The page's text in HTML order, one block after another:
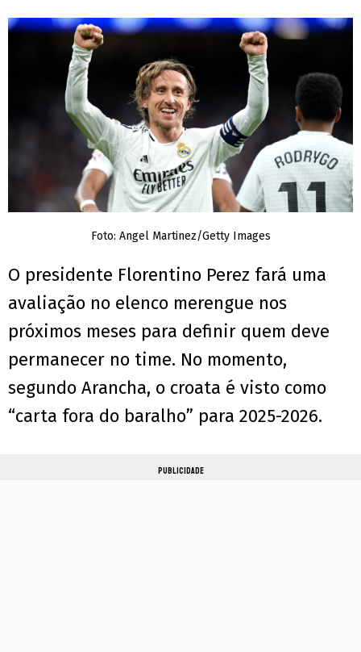
Foto: Angel Martinez/Getty Images
O presidente Florentino Perez fará uma
avaliação no elenco merengue nos
próximos meses para definir quem deve
permanecer no time. No momento,
segundo Arancha, o croata é visto como
“carta fora do baralho” para 2025-2026.
PUBLICIDADE